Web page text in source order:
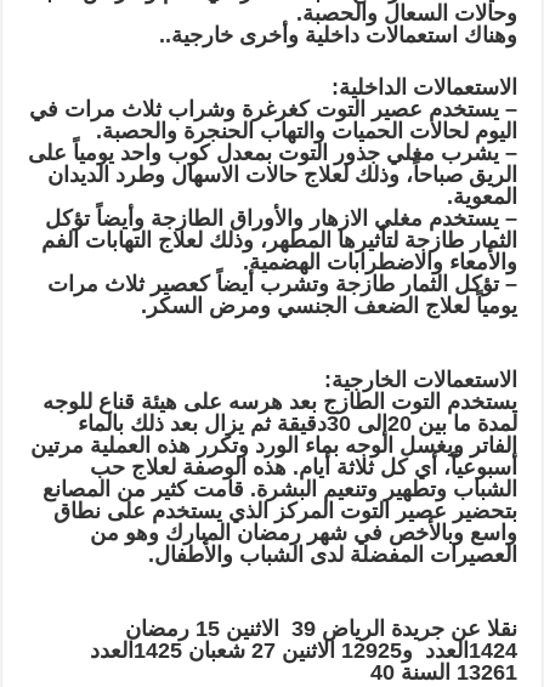
وحالات السعال والحصبة.
وهناك استعمالات داخلية وأخرى خارجية..
الاستعمالات الداخلية:
– يستخدم عصير التوت كغرغرة وشراب ثلاث مرات في
اليوم لحالات الحميات والتهاب الحنجرة والحصبة.
– يشرب مغلي جذور التوت بمعدل كوب واحد يومياً على
الريق صباحاً، وذلك لعلاج حالات الاسهال وطرد الديدان
المعوية.
– يستخدم مغلي الازهار والأوراق الطازجة وأيضاً تؤكل
الثمار طازجة لتأثيرها المطهر، وذلك لعلاج التهابات الفم
والأمعاء والاضطرابات الهضمية.
– تؤكل الثمار طازجة وتشرب أيضاً كعصير ثلاث مرات
يومياً لعلاج الضعف الجنسي ومرض السكر.
الاستعمالات الخارجية:
يستخدم التوت الطازج بعد هرسه على هيئة قناع للوجه
لمدة ما بين 20إلى 30دقيقة ثم يزال بعد ذلك بالماء
الفاتر ويغسل الوجه بماء الورد وتكرر هذه العملية مرتين
أسبوعياً، أي كل ثلاثة أيام. هذه الوصفة لعلاج حب
الشباب وتطهير وتنعيم البشرة. قامت كثير من المصانع
بتحضير عصير التوت المركز الذي يستخدم على نطاق
واسع وبالأخص في شهر رمضان المبارك وهو من
العصيرات المفضلة لدى الشباب والأطفال.
نقلا عن جريدة الرياض 39 الاثنين 15 رمضان
1424العدد و12925 الاثنين 27 شعبان 1425العدد
13261 السنة 40